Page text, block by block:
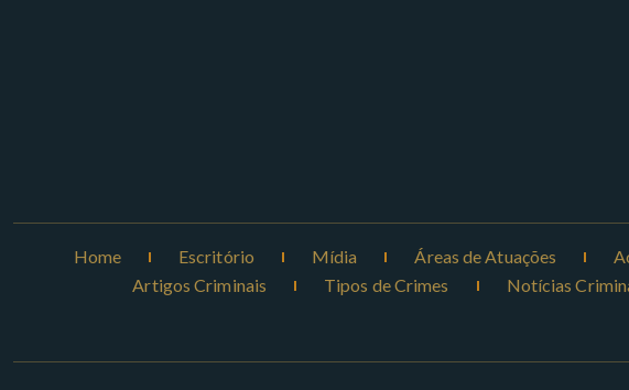
Home Escritório Mídia Áreas de Atuações
Artigos Criminais
Tipos de Crimes Notícias